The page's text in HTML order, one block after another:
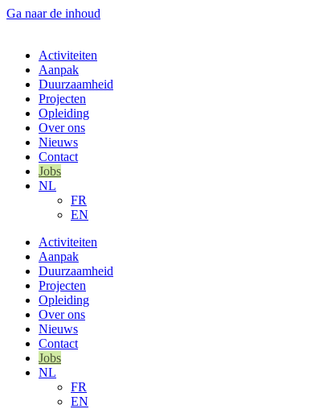
Ga naar de inhoud
Activiteiten
Aanpak
Duurzaamheid
Projecten
Opleiding
Over ons
Nieuws
Contact
Jobs
NL
FR
EN
Activiteiten
Aanpak
Duurzaamheid
Projecten
Opleiding
Over ons
Nieuws
Contact
Jobs
NL
FR
EN